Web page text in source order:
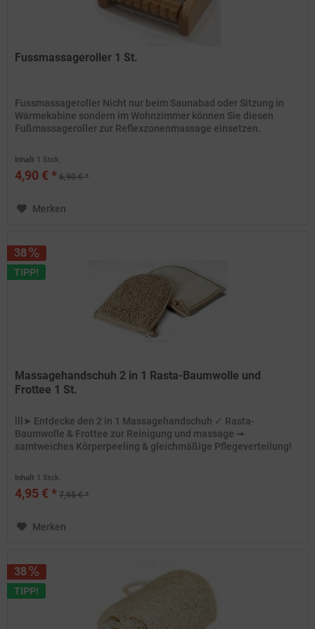
Fussmassageroller 1 St.
Fussmassageroller Nicht nur beim Saunabad oder Sitzung in
Wärmekabine sondern im Wohnzimmer können Sie diesen
Fußmassageroller zur Reflexzonenmassage einsetzen.
Inhalt 1 Stck.
4,90 € * 6,90 € *
Merken
38
TIPP!
Massagehandschuh 2 in 1 Rasta-Baumwolle und
Frottee 1 St.
lll➤ Entdecke den 2 in 1 Massagehandschuh ✓ Rasta-
Baumwolle & Frottee zur Reinigung und massage ➟
samtweiches Körperpeeling & gleichmäßige Pflegeverteilung!
Inhalt 1 Stck.
4,95 € * 7,95 € *
Merken
38
TIPP!